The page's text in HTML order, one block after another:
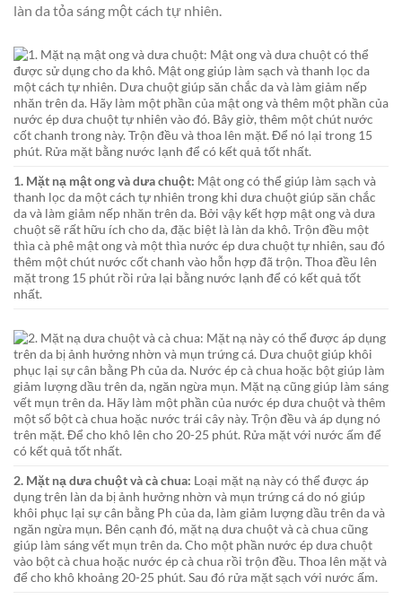
làn da tỏa sáng một cách tự nhiên.
1. Mặt nạ mật ong và dưa chuột: Mật ong có thể giúp làm sạch và
thanh lọc da một cách tự nhiên trong khi dưa chuột giúp săn chắc
da và làm giảm nếp nhăn trên da. Bởi vậy kết hợp mật ong và dưa
chuột sẽ rất hữu ích cho da, đặc biệt là làn da khô. Trộn đều một
thìa cà phê mật ong và một thìa nước ép dưa chuột tự nhiên, sau đó
thêm một chút nước cốt chanh vào hỗn hợp đã trộn. Thoa đều lên
mặt trong 15 phút rồi rửa lại bằng nước lạnh để có kết quả tốt
nhất.
2. Mặt nạ dưa chuột và cà chua: Loại mặt nạ này có thể được áp
dụng trên làn da bị ảnh hưởng nhờn và mụn trứng cá do nó giúp
khôi phục lại sự cân bằng Ph của da, làm giảm lượng dầu trên da và
ngăn ngừa mụn. Bên cạnh đó, mặt nạ dưa chuột và cà chua cũng
giúp làm sáng vết mụn trên da. Cho một phần nước ép dưa chuột
vào bột cà chua hoặc nước ép cà chua rồi trộn đều. Thoa lên mặt và
để cho khô khoảng 20-25 phút. Sau đó rửa mặt sạch với nước ấm.